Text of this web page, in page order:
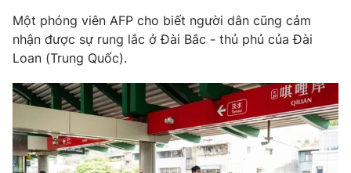
Học trực tuyến
Hitech Công nghệ tương lai
Sản phẩm
Thị trường
Tư vấn
Giao lưu trực tuyến
Lịch phát sóng
Chuyên mục khác
Một phóng viên AFP cho biết người dân cũng cảm
nhận được sự rung lắc ở Đài Bắc - thủ phủ của Đài
Loan (Trung Quốc).